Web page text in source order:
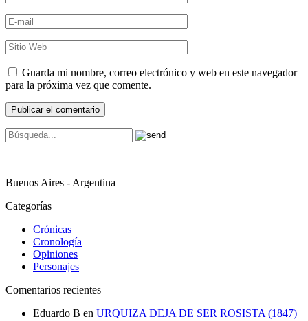
Guarda mi nombre, correo electrónico y web en este navegador
para la próxima vez que comente.
Buenos Aires - Argentina
Categorías
Crónicas
Cronología
Opiniones
Personajes
Comentarios recientes
Eduardo B en URQUIZA DEJA DE SER ROSISTA (1847)